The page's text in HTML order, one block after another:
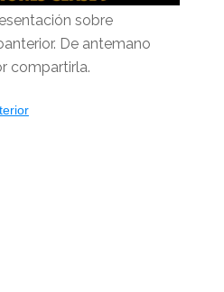
sobre
De antemano
compartirla.